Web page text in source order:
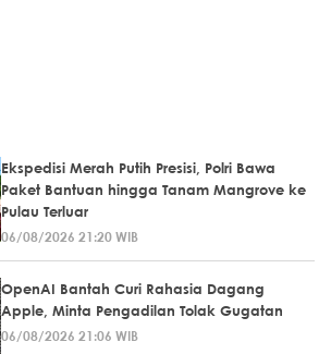
Ekspedisi Merah Putih Presisi, Polri Bawa
Paket Bantuan hingga Tanam Mangrove ke
Pulau Terluar
06/08/2026 21:20 WIB
OpenAI Bantah Curi Rahasia Dagang
Apple, Minta Pengadilan Tolak Gugatan
06/08/2026 21:06 WIB